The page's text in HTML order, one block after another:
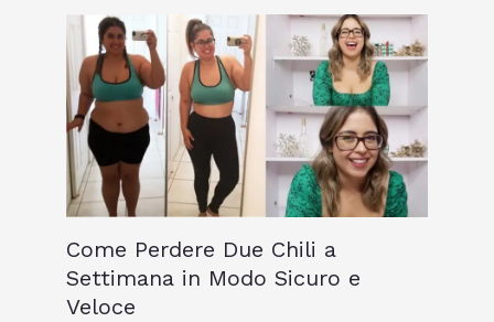
Come Perdere Due Chili a
Settimana in Modo Sicuro e
Veloce